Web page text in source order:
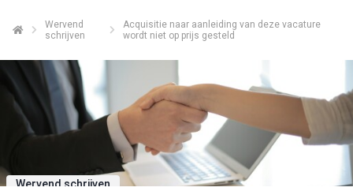
Wervend
schrijven
Acquisitie naar aanleiding van deze vacature
wordt niet op prijs gesteld
Wervend schrijven